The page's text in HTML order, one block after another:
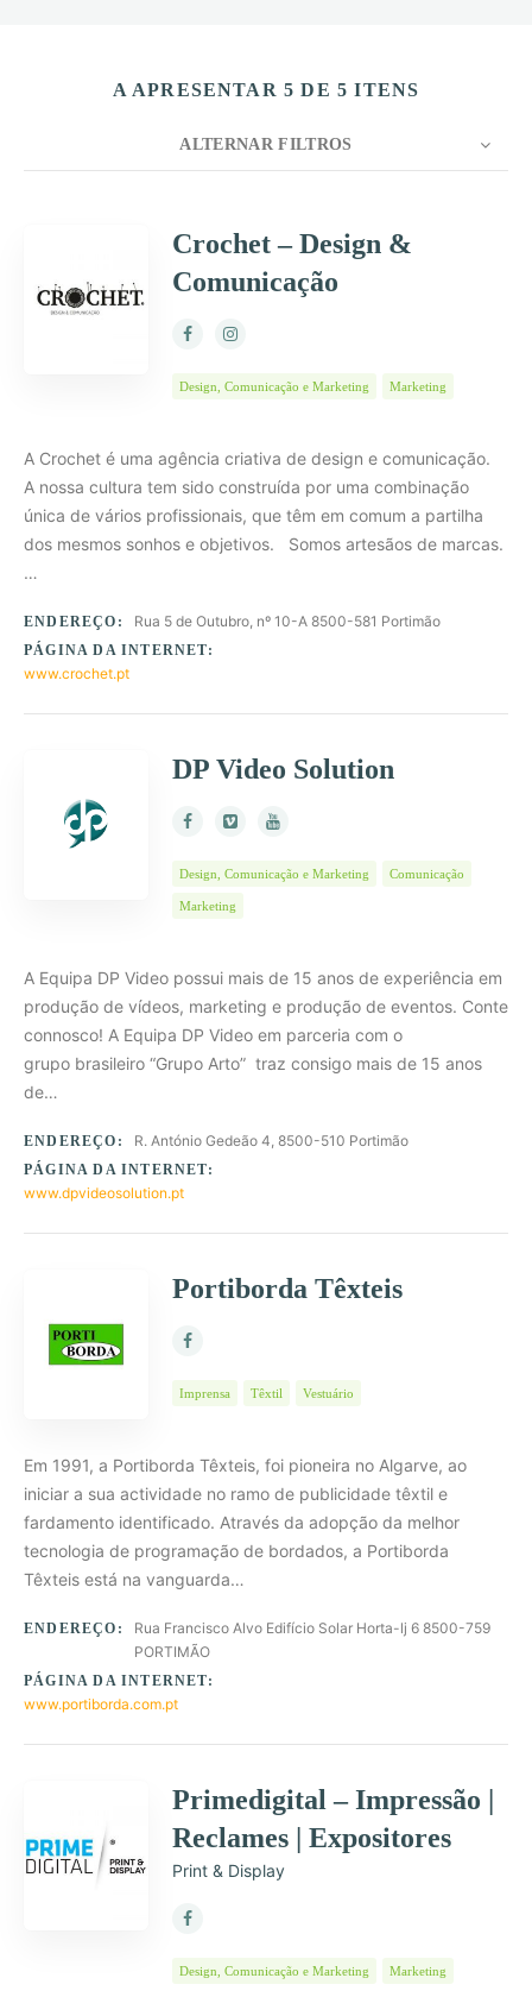
A APRESENTAR 5 DE 5 ITENS
ALTERNAR FILTROS
ORDEM
Crochet – Design &
Comunicação
Design, Comunicação e Marketing Marketing
A Crochet é uma agência criativa de design e comunicação.
A nossa cultura tem sido construída por uma combinação
única de vários profissionais, que têm em comum a partilha
dos mesmos sonhos e objetivos. Somos artesãos de marcas.
…
ENDEREÇO: Rua 5 de Outubro, nº 10-A 8500-581 Portimão
PÁGINA DA INTERNET:
www.crochet.pt
DP Video Solution
Design, Comunicação e Marketing Comunicação
Marketing
A Equipa DP Video possui mais de 15 anos de experiência em
produção de vídeos, marketing e produção de eventos. Conte
connosco! A Equipa DP Video em parceria com o
grupo brasileiro “Grupo Arto” traz consigo mais de 15 anos
de…
ENDEREÇO: R. António Gedeão 4, 8500-510 Portimão
PÁGINA DA INTERNET:
www.dpvideosolution.pt
Portiborda Têxteis
Imprensa Têxtil Vestuário
Em 1991, a Portiborda Têxteis, foi pioneira no Algarve, ao
iniciar a sua actividade no ramo de publicidade têxtil e
fardamento identificado. Através da adopção da melhor
tecnologia de programação de bordados, a Portiborda
Têxteis está na vanguarda…
ENDEREÇO:
Rua Francisco Alvo Edifício Solar Horta-lj 6 8500-759
PORTIMÃO
PÁGINA DA INTERNET:
www.portiborda.com.pt
Primedigital – Impressão |
Reclames | Expositores
Print & Display
Design, Comunicação e Marketing Marketing